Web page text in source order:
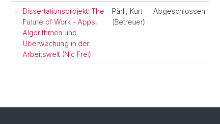
Dissertationsprojekt: The
Future of Work - Apps,
Algorithmen und
Überwachung in der
Arbeitswelt (Nic Frei)
Pärli, Kurt
(Betreuer)
Abgeschlossen